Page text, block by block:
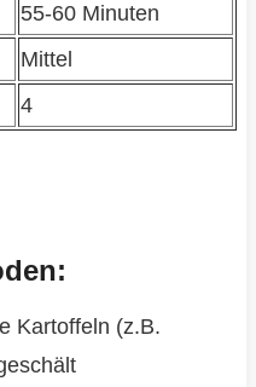
55-60 Minuten
Mittel
4
Kartoffeln (z.B.